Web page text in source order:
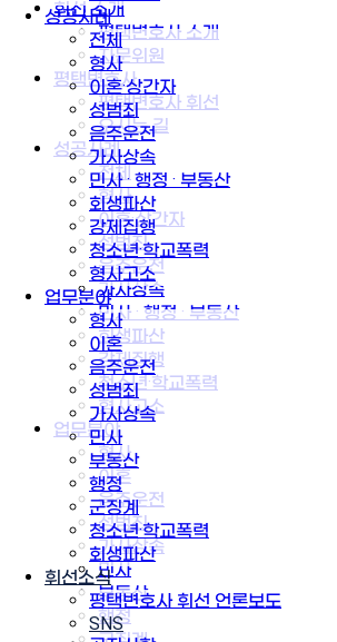
성공사례
전체
형사
이혼·상간자
성범죄
음주운전
가사상속
민사 · 행정 · 부동산
회생파산
강제집행
청소년·학교폭력
형사고소
업무분야
형사
이혼
음주운전
성범죄
가사상속
민사
부동산
행정
군징계
청소년·학교폭력
회생파산
휘선소식
평택변호사 휘선 언론보도
SNS
휘선 소개
평택변호사 소개
자문위원
평택변호사
평택변호사 휘선
오시는 길
성공사례
전체
형사
이혼·상간자
성범죄
음주운전
가사상속
민사 · 행정 · 부동산
회생파산
강제집행
청소년·학교폭력
형사고소
업무분야
형사
이혼
음주운전
성범죄
가사상속
민사
부동산
행정